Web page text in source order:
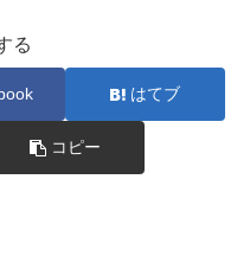
る
はてブ
コピー